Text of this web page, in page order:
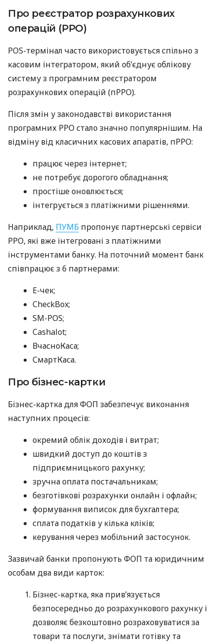
Про реєстратор розрахункових
операцій (РРО)
POS-термінал часто використовується спільно з
касовим інтегратором, який об’єднує облікову
систему з програмним реєстратором
розрахункових операцій (пРРО).
Після змін у законодавстві використання
програмних РРО стало значно популярнішим. На
відміну від класичних касових апаратів, пРРО:
працює через інтернет;
не потребує дорогого обладнання;
простіше оновлюється;
інтегрується з платіжними рішеннями.
Наприклад, ПУМБ пропонує партнерські сервіси
РРО, які вже інтегровані з платіжними
інструментами банку. На поточний момент банк
співпрацює з 6 партнерами:
E-чек;
CheckBox;
SM-POS;
Cashalot;
ВчасноКаса;
СмартКаса.
Про бізнес-картки
Бізнес-картка для ФОП забезпечує виконання
наступних процесів:
окремий облік доходів і витрат;
швидкий доступ до коштів з
підприємницького рахунку;
зручна оплата постачальникам;
безготівкові розрахунки онлайн і офлайн;
формування виписок для бухгалтера;
сплата податків у кілька кліків;
керування через мобільний застосунок.
Зазвичай банки пропонують ФОП та юридичним
особам два види карток:
Бізнес-картка, яка прив’язується
безпосередньо до розрахункового рахунку і
дозволяє безкоштовно розраховуватися за
товари та послуги, знімати готівку та